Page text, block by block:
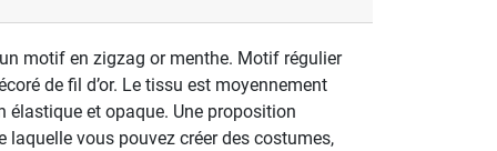
motif en zigzag or menthe. Motif régulier
de fil d’or. Le tissu est moyennement
élastique et opaque. Une proposition
laquelle vous pouvez créer des costumes,